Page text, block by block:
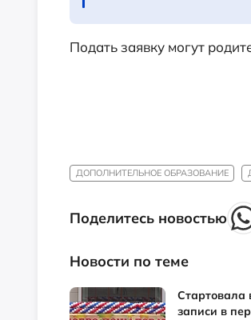
Подать заявку могут
ДОПОЛНИТЕЛЬНОЕ ОБРАЗОВАНИЕ
Поделитесь новостью
Новости по теме
Стартовала
записи в